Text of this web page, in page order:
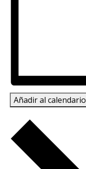
Añadir al calendario